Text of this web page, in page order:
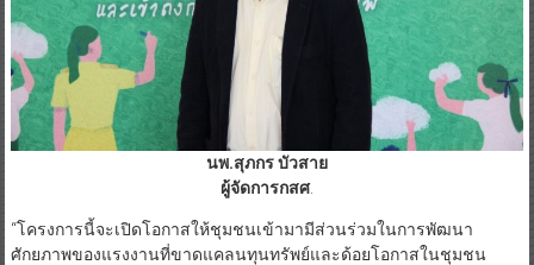
นพ.สุภกร บัวสาย
ผู้จัดการกสศ.
“โครงการนี้จะเปิดโอกาสให้ชุมชนเข้ามามีส่วนร่วมในการพัฒนา
ศักยภาพของแรงงานที่ขาดแคลนทุนทรัพย์และด้อยโอกาสในชุมชน